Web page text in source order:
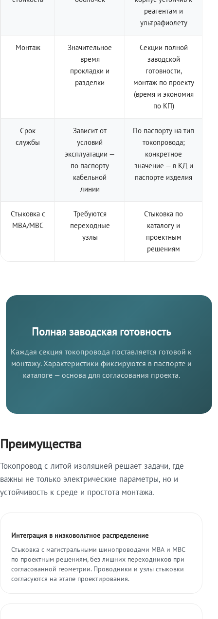
реагентам и
ультрафиолету
Монтаж
Значительное
время
прокладки и
разделки
Секции полной
заводской
готовности,
монтаж по проекту
(время и экономия
по КП)
Срок
службы
Зависит от
условий
эксплуатации —
по паспорту
кабельной
линии
По паспорту на тип
токопровода;
конкретное
значение — в КД и
паспорте изделия
Стыковка с
МВА/МВС
Требуются
переходные
узлы
Стыковка по
каталогу и
проектным
решениям
Полная заводская готовность
Каждая секция токопровода поставляется готовой к
монтажу. Характеристики фиксируются в паспорте и
каталоге — основа для согласования проекта.
Преимущества
Токопровод с литой изоляцией решает задачи, где
важны не только электрические параметры, но и
устойчивость к среде и простота монтажа.
Интеграция в низковольтное распределение
Стыковка с магистральными шинопроводами МВА и МВС
по проектным решениям, без лишних переходников при
согласованной геометрии. Проводники и узлы стыковки
согласуются на этапе проектирования.